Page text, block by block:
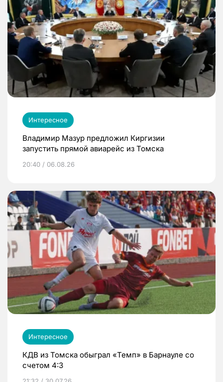
Интересное
Владимир Мазур предложил Киргизии
запустить прямой авиарейс из Томска
20:40 / 06.08.26
Интересное
КДВ из Томска обыграл «Темп» в Барнауле со
счетом 4:3